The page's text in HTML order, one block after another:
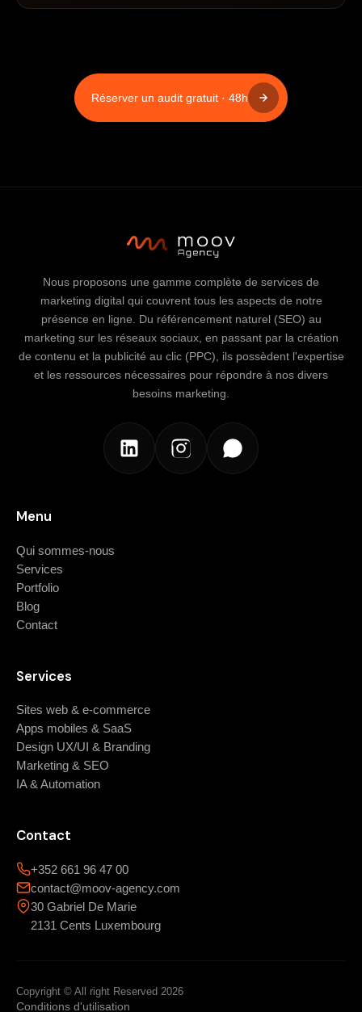
Réserver un audit gratuit · 48h
Nous proposons une gamme complète de services de
marketing digital qui couvrent tous les aspects de notre
présence en ligne. Du référencement naturel (SEO) au
marketing sur les réseaux sociaux, en passant par la création
de contenu et la publicité au clic (PPC), ils possèdent l'expertise
et les ressources nécessaires pour répondre à nos divers
besoins marketing.
Menu
Qui sommes-nous
Services
Portfolio
Blog
Contact
Services
Sites web & e-commerce
Apps mobiles & SaaS
Design UX/UI & Branding
Marketing & SEO
IA & Automation
Contact
+352 661 96 47 00
contact@moov-agency.com
30 Gabriel De Marie
2131 Cents Luxembourg
Copyright © All right Reserved 2026
Conditions d'utilisation